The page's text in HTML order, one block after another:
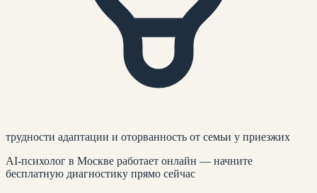
трудности адаптации и оторванность от семьи у приезжих
AI-психолог в Москве работает онлайн — начните
бесплатную диагностику прямо сейчас